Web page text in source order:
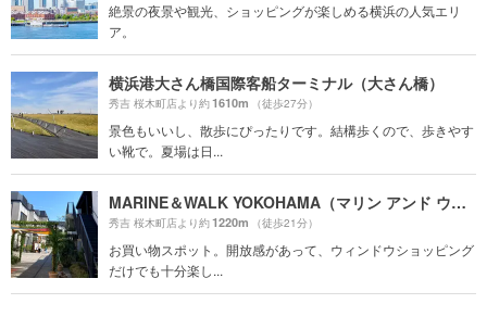
絶景の夜景や観光、ショッピングが楽しめる横浜の人気エリ
ア。
横浜港大さん橋国際客船ターミナル（大さん橋）
秀吉 桜木町店より約1610m （徒歩27分）
景色もいいし、散歩にぴったりです。結構歩くので、歩きやす
い靴で。夏場は日...
MARINE＆WALK YOKOHAMA（マリン アンド ウォーク ヨコハマ）
秀吉 桜木町店より約1220m （徒歩21分）
お買い物スポット。開放感があって、ウィンドウショッピング
だけでも十分楽し...